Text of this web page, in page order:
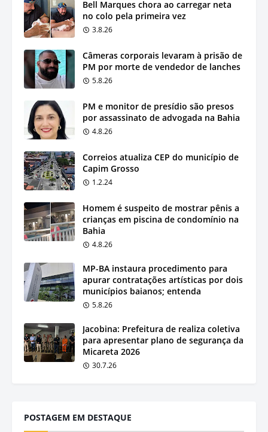
Bell Marques chora ao carregar neta
no colo pela primeira vez
3.8.26
Câmeras corporais levaram à prisão de
PM por morte de vendedor de lanches
5.8.26
PM e monitor de presídio são presos
por assassinato de advogada na Bahia
4.8.26
Correios atualiza CEP do município de
Capim Grosso
1.2.24
Homem é suspeito de mostrar pênis a
crianças em piscina de condomínio na
Bahia
4.8.26
MP-BA instaura procedimento para
apurar contratações artísticas por dois
municípios baianos; entenda
5.8.26
Jacobina: Prefeitura de realiza coletiva
para apresentar plano de segurança da
Micareta 2026
30.7.26
POSTAGEM EM DESTAQUE